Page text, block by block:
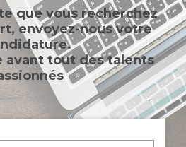
que vous recherchez
envoyez-nous votre
avant tout des talents